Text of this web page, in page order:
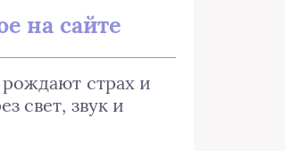
на сайте
рождают страх и
свет, звук и